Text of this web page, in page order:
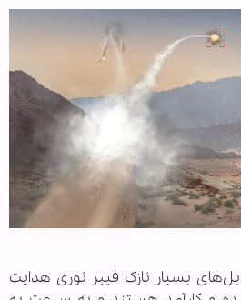
بسیار نازک فیبر نوری هدایت